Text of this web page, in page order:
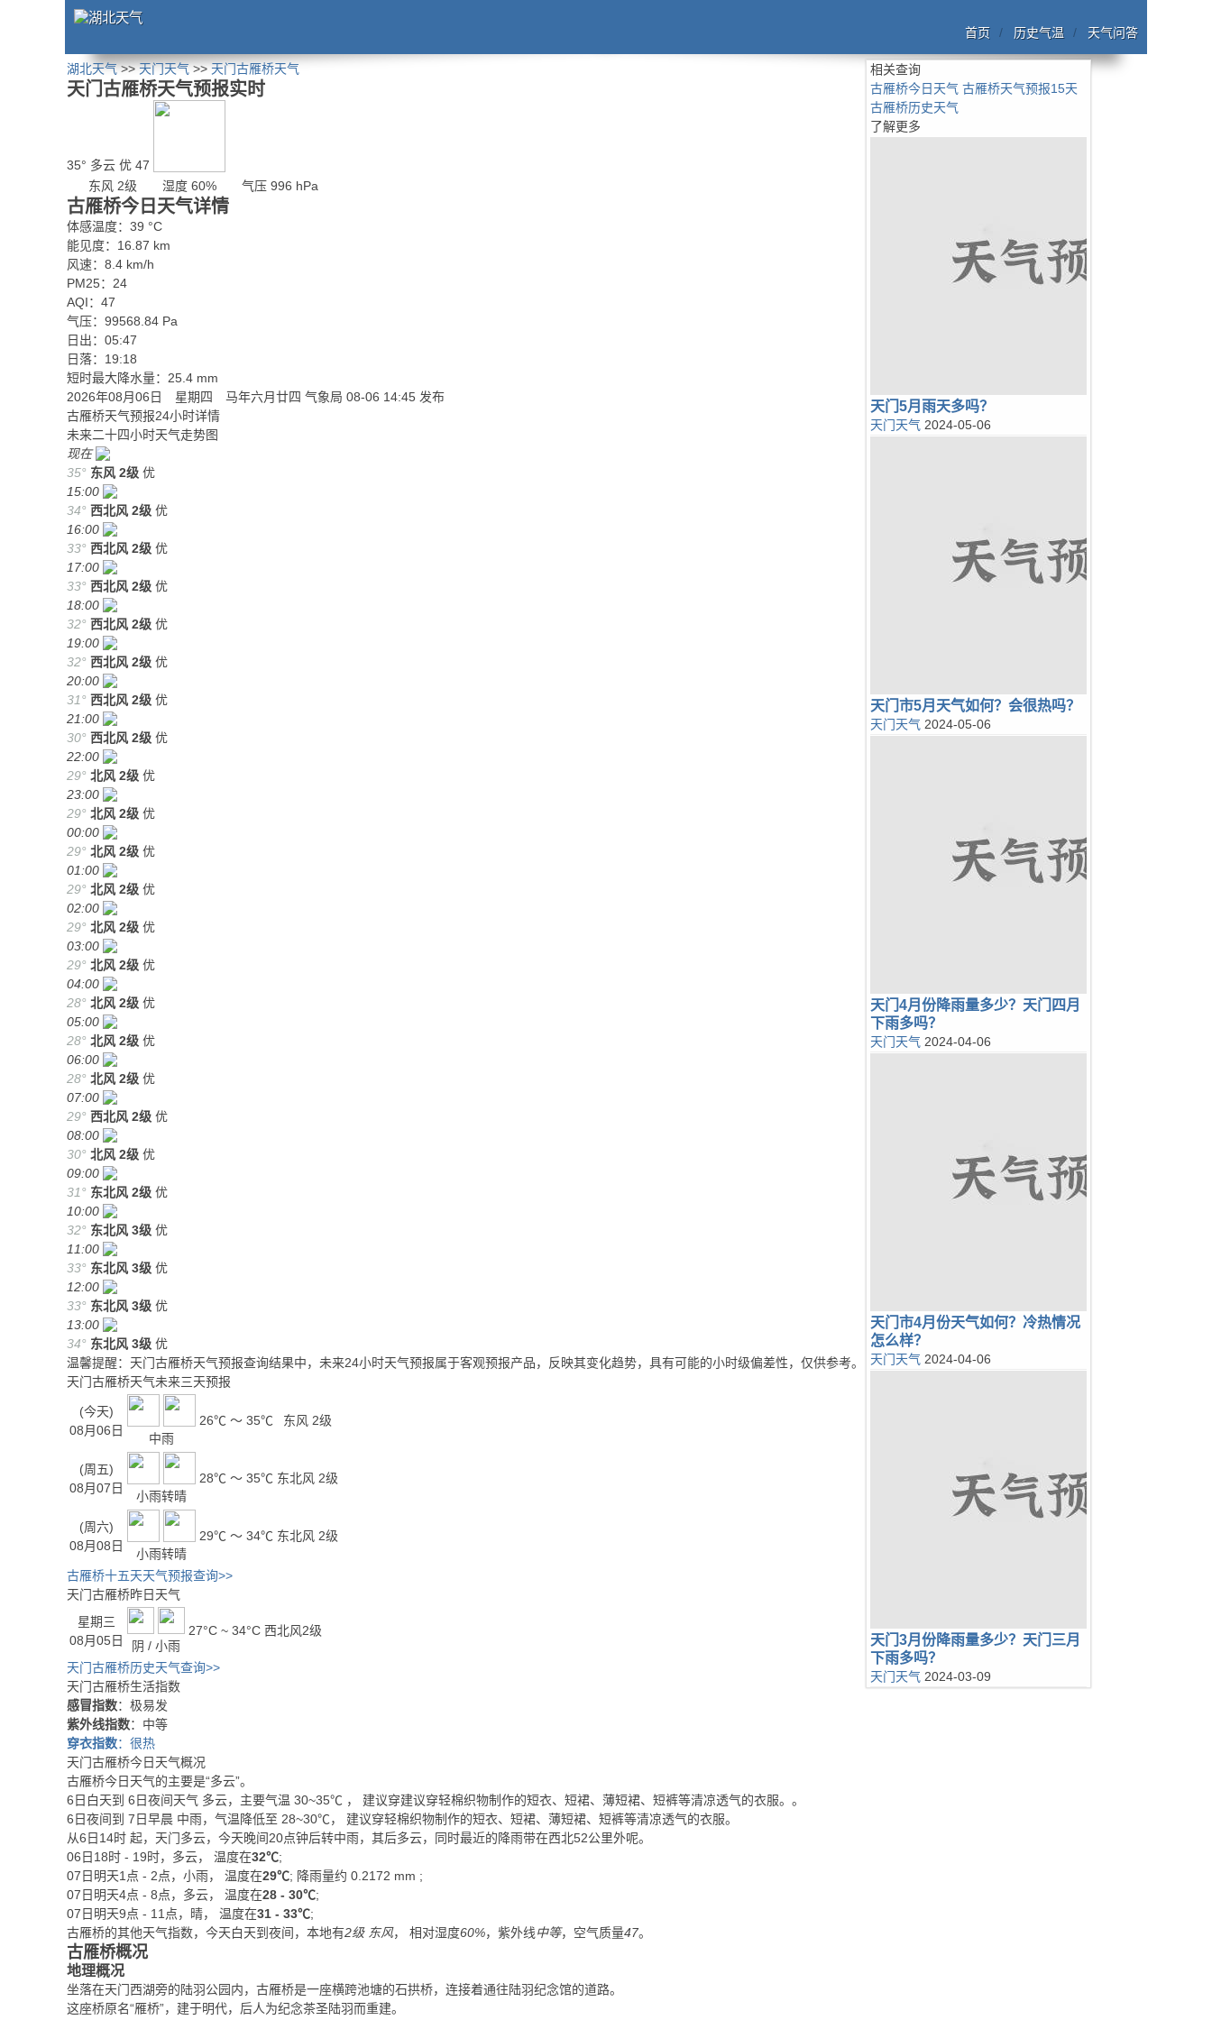
首页 历史气温 天气问答
湖北天气>>天门天气>>天门古雁桥天气
天门古雁桥天气预报实时
35° 多云 优 47
东风 2级
湿度 60% 气压 996 hPa
古雁桥今日天气详情
体感温度：39 °C
能见度：16.87 km
风速：8.4 km/h
PM25：24
AQI：47
气压：99568.84 Pa
日出：05:47
日落：19:18
短时最大降水量：25.4 mm
2026年08月06日 星期四 马年六月廿四 气象局 08-06 14:45 发布
古雁桥天气预报24小时详情
未来二十四小时天气走势图
现在
35° 东风 2级 优
15:00
34° 西北风 2级 优
16:00
33° 西北风 2级 优
17:00
33° 西北风 2级 优
18:00
32° 西北风 2级 优
19:00
32° 西北风 2级 优
20:00
31° 西北风 2级 优
21:00
30° 西北风 2级 优
22:00
29° 北风 2级 优
23:00
29° 北风 2级 优
00:00
29° 北风 2级 优
01:00
29° 北风 2级 优
02:00
29° 北风 2级 优
03:00
29° 北风 2级 优
04:00
28° 北风 2级 优
05:00
28° 北风 2级 优
06:00
28° 北风 2级 优
07:00
29° 西北风 2级 优
08:00
30° 北风 2级 优
09:00
31° 东北风 2级 优
10:00
32° 东北风 3级 优
11:00
33° 东北风 3级 优
12:00
33° 东北风 3级 优
13:00
34° 东北风 3级 优
温馨提醒：天门古雁桥天气预报查询结果中，未来24小时天气预报属于客观预报产品，反映其变化趋势，具有可能的小时级偏差性，仅供参考。
天门古雁桥天气未来三天预报
(今天)
08月06日
中雨
26℃ ～ 35℃ 东风 2级
(周五)
08月07日
小雨转晴
28℃ ～ 35℃ 东北风 2级
(周六)
08月08日
小雨转晴
29℃ ～ 34℃ 东北风 2级
古雁桥十五天天气预报查询>>
天门古雁桥昨日天气
星期三
08月05日
阴 / 小雨
27°C ~ 34°C 西北风2级
天门古雁桥历史天气查询>>
天门古雁桥生活指数
感冒指数：极易发
紫外线指数：中等
穿衣指数：很热
天门古雁桥今日天气概况
古雁桥今日天气的主要是“多云”。
6日白天到 6日夜间天气 多云，主要气温 30~35℃ ， 建议穿建议穿轻棉织物制作的短衣、短裙、薄短裙、短裤等清凉透气的衣服。 。
6日夜间到 7日早晨 中雨，气温降低至 28~30℃， 建议穿轻棉织物制作的短衣、短裙、薄短裙、短裤等清凉透气的衣服。
从6日14时 起，天门多云，今天晚间20点钟后转中雨，其后多云，同时最近的降雨带在西北52公里外呢。
06日18时 - 19时，多云， 温度在32℃;
07日明天1点 - 2点，小雨， 温度在29℃; 降雨量约 0.2172 mm ;
07日明天4点 - 8点，多云， 温度在28 - 30℃;
07日明天9点 - 11点，晴， 温度在31 - 33℃;
古雁桥的其他天气指数，今天白天到夜间，本地有2级 东风， 相对湿度60%，紫外线中等，空气质量47。
古雁桥概况
地理概况
坐落在天门西湖旁的陆羽公园内，古雁桥是一座横跨池塘的石拱桥，连接着通往陆羽纪念馆的道路。
这座桥原名“雁桥”，建于明代，后人为纪念茶圣陆羽而重建。
相关查询
古雁桥今日天气 古雁桥天气预报15天
古雁桥历史天气
了解更多
天门5月雨天多吗？
天门天气 2024-05-06
天门市5月天气如何？会很热吗？
天门天气 2024-05-06
天门4月份降雨量多少？天门四月
下雨多吗？
天门天气 2024-04-06
天门市4月份天气如何？冷热情况
怎么样？
天门天气 2024-04-06
天门3月份降雨量多少？天门三月
下雨多吗？
天门天气 2024-03-09